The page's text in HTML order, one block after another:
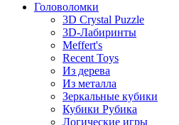
Головоломки
3D Crystal Puzzle
3D-Лабиринты
Meffert's
Recent Toys
Из дерева
Из металла
Зеркальные кубики
Кубики Рубика
Логические игры